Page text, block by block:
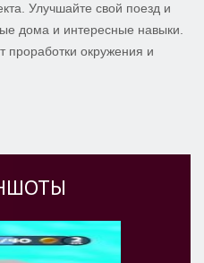
Улучшайте свой поезд и
дома и интересные навыки.
проработки окружения и